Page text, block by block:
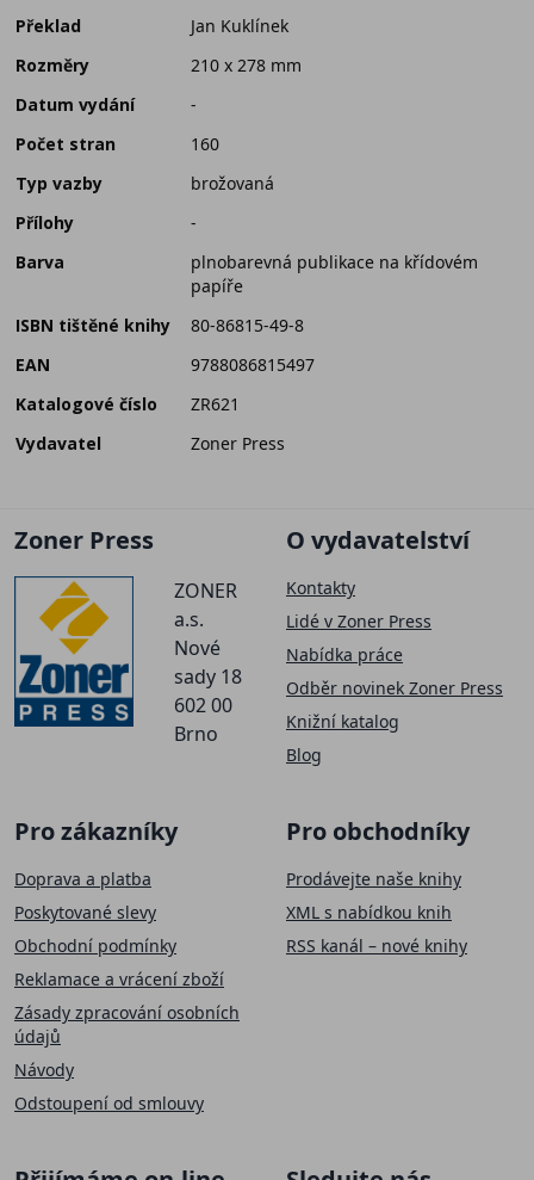
Překlad
Jan Kuklínek
Rozměry
210 x 278 mm
Datum vydání
-
Počet stran
160
Typ vazby
brožovaná
Přílohy
-
Barva
plnobarevná publikace na křídovém
papíře
ISBN tištěné knihy
80-86815-49-8
EAN
9788086815497
Katalogové číslo
ZR621
Vydavatel
Zoner Press
Zoner Press
ZONER
a.s.
Nové
sady 18
602 00
Brno
O vydavatelství
Kontakty
Lidé v Zoner Press
Nabídka práce
Odběr novinek Zoner Press
Knižní katalog
Blog
Pro zákazníky
Doprava a platba
Poskytované slevy
Obchodní podmínky
Reklamace a vrácení zboží
Zásady zpracování osobních
údajů
Návody
Odstoupení od smlouvy
Pro obchodníky
Prodávejte naše knihy
XML s nabídkou knih
RSS kanál – nové knihy